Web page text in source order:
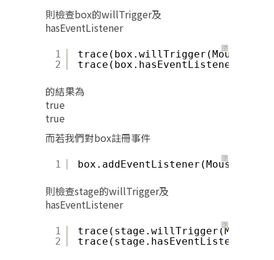
則檢查box的willTrigger及
hasEventListener
？
1
2
的結果為
true
true
而若我們對box註冊事件
？
1
則檢查stage的willTrigger及
hasEventListener
？
1
2